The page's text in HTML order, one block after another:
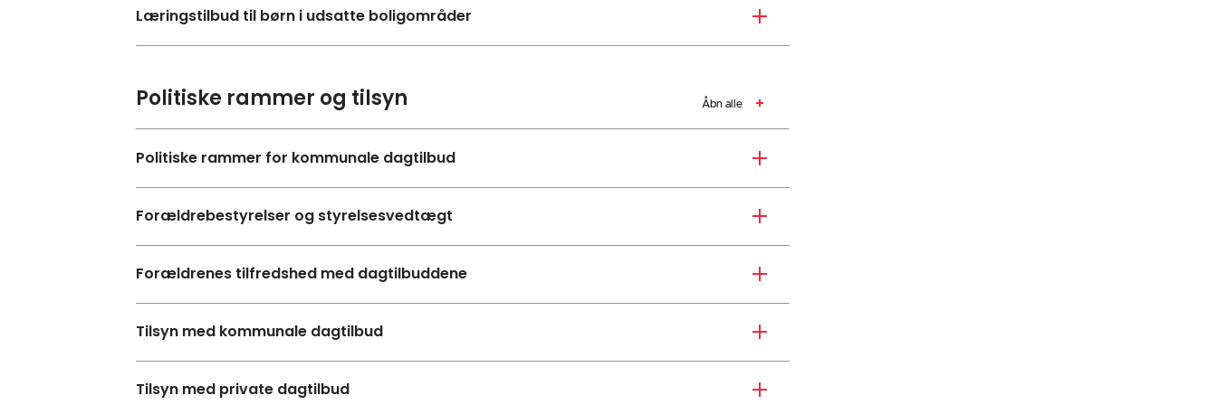
Læringstilbud til børn i udsatte boligområder
Politiske rammer og tilsyn Åbn alle
Politiske rammer for kommunale dagtilbud
Forældrebestyrelser og styrelsesvedtægt
Forældrenes tilfredshed med dagtilbuddene
Tilsyn med kommunale dagtilbud
Tilsyn med private dagtilbud